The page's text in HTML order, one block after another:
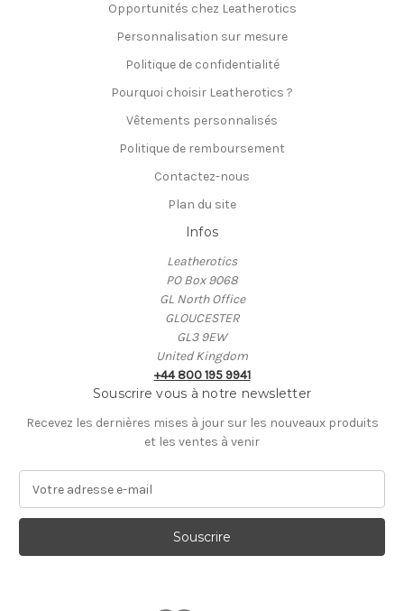
Opportunités chez Leatherotics
Personnalisation sur mesure
Politique de confidentialité
Pourquoi choisir Leatherotics ?
Vêtements personnalisés
Politique de remboursement
Contactez-nous
Plan du site
Infos
Leatherotics
PO Box 9068
GL North Office
GLOUCESTER
GL3 9EW
United Kingdom
+44 800 195 9941
Souscrire vous à notre newsletter
Recevez les dernières mises à jour sur les nouveaux produits
et les ventes à venir
r
s